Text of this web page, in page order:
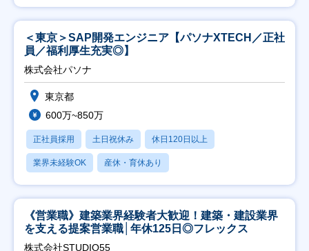
＜東京＞SAP開発エンジニア【パソナXTECH／正社
員／福利厚生充実◎】
株式会社パソナ
東京都
600万~850万
正社員採用 土日祝休み 休日120日以上
業界未経験OK 産休・育休あり
《営業職》建築業界経験者大歓迎！建築・建設業界
を支える提案営業職│年休125日◎フレックス
株式会社STUDIO55